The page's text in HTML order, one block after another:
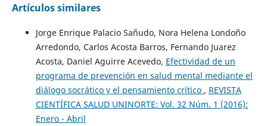
Artículos similares
Jorge Enrique Palacio Sañudo, Nora Helena Londoño
Arredondo, Carlos Acosta Barros, Fernando Juarez
Acosta, Daniel Aguirre Acevedo, Efectividad de un
programa de prevención en salud mental mediante el
diálogo socrático y el pensamiento crítico , REVISTA
CIENTÍFICA SALUD UNINORTE: Vol. 32 Núm. 1 (2016):
Enero - Abril